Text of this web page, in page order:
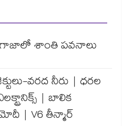
: గాజాలో శాంతి పవనాలు
వరద నీరు | ధరల
| బాలిక
| V6 తీన్మార్